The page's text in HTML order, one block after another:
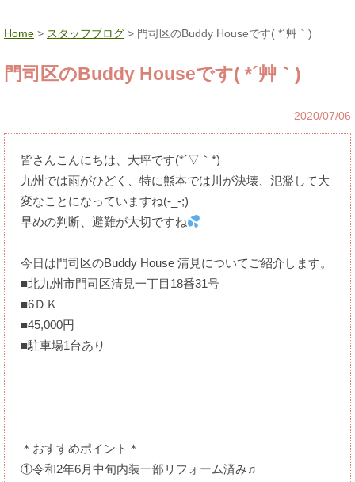
Home > スタッフブログ > 門司区のBuddy Houseです( *´艸｀)
門司区のBuddy Houseです( *´艸｀)
2020/07/06
皆さんこんにちは、大坪です(*´▽｀*)
九州では雨がひどく、特に熊本では川が決壊、氾濫して大
変なことになっていますね(-_-;)
早めの判断、避難が大切ですね
今日は門司区のBuddy House 清見についてご紹介します。
■北九州市門司区清見一丁目18番31号
■6ＤＫ
■45,000円
■駐車場1台あり
＊おすすめポイント＊
①令和2年6月中旬内装一部リフォーム済み♫